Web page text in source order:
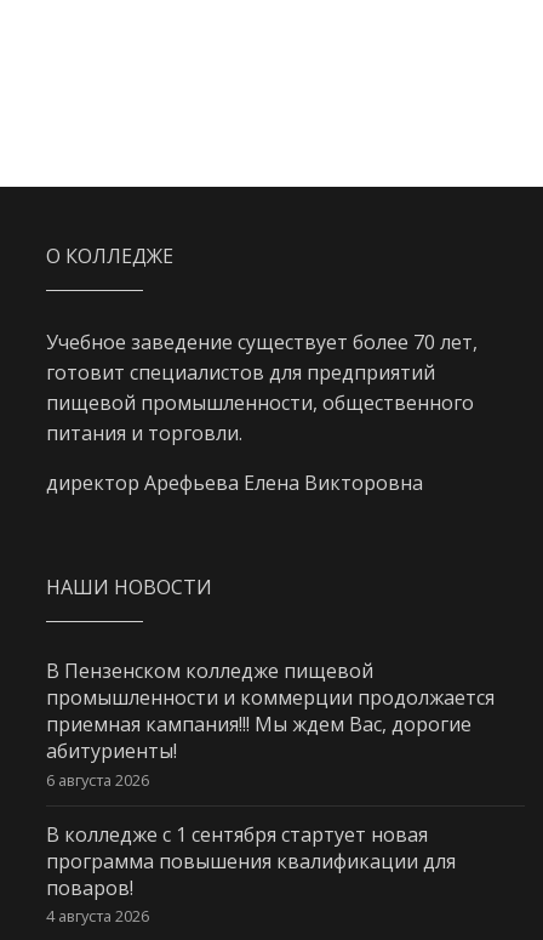
О КОЛЛЕДЖЕ
Учебное заведение существует более 70 лет,
готовит специалистов для предприятий
пищевой промышленности, общественного
питания и торговли.
директор Арефьева Елена Викторовна
НАШИ НОВОСТИ
В Пензенском колледже пищевой
промышленности и коммерции продолжается
приемная кампания!!! Мы ждем Вас, дорогие
абитуриенты!
6 августа 2026
В колледже с 1 сентября стартует новая
программа повышения квалификации для
поваров!
4 августа 2026